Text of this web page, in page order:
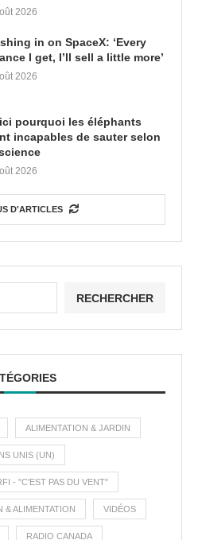
2026
in on SpaceX: ‘Every
I get, I’ll sell a little more’
2026
pourquoi les éléphants
incapables de sauter selon
2026
D'ARTICLES
RECHERCHER
ALIMENTATION & JARDIN
UNIS (UN)
- "C'EST PAS DU VENT"
& ALIMENTATION VIDÉOS
RADIO CANADA